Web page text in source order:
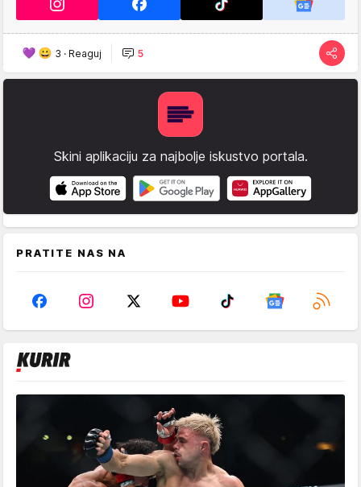
3 · Reaguj 5
Skini aplikaciju za najbolje iskustvo portala.
PRATITE NAS NA